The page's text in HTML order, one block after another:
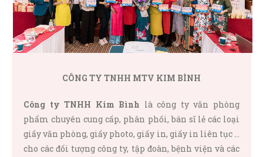
CÔNG TY TNHH MTV KIM BÌNH
Công ty TNHH Kim Bình là công ty văn phòng
phẩm chuyên cung cấp, phân phối, bán sĩ lẻ các loại
giấy văn phòng, giấy photo, giấy in, giấy in liên tục …
cho các đối tượng công ty, tập đoàn, bệnh viện và các